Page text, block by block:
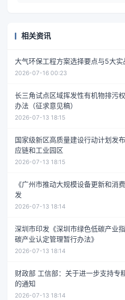
相关资讯
大气环保工程方案选择要点与5大
2026-07-16 00:23
长三角试点区域挥发性有机物排污
办法（征求意见稿）
2026-07-13 18:15
国家级新区高质量建设行动计划发
应链和工业园区
2026-07-13 18:15
《广州市推动大规模设备更新和消
发
2026-07-13 18:14
深圳市印发《深圳市绿色低碳产业
碳产业认定管理暂行办法》
2026-07-13 18:14
财政部 工信部：关于进一步支持专
的通知
2026-07-13 18:14